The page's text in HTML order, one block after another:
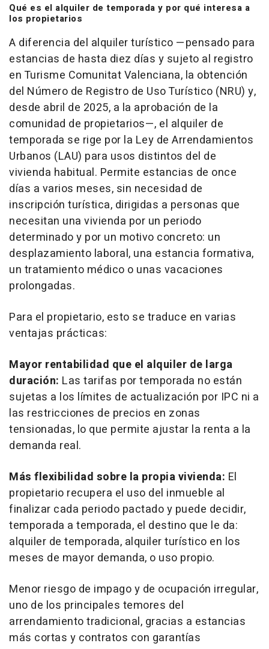
Qué es el alquiler de temporada y por qué interesa a
los propietarios
A diferencia del alquiler turístico —pensado para
estancias de hasta diez días y sujeto al registro
en Turisme Comunitat Valenciana, la obtención
del Número de Registro de Uso Turístico (NRU) y,
desde abril de 2025, a la aprobación de la
comunidad de propietarios—, el alquiler de
temporada se rige por la Ley de Arrendamientos
Urbanos (LAU) para usos distintos del de
vivienda habitual. Permite estancias de once
días a varios meses, sin necesidad de
inscripción turística, dirigidas a personas que
necesitan una vivienda por un periodo
determinado y por un motivo concreto: un
desplazamiento laboral, una estancia formativa,
un tratamiento médico o unas vacaciones
prolongadas.
Para el propietario, esto se traduce en varias
ventajas prácticas:
Mayor rentabilidad que el alquiler de larga
duración: Las tarifas por temporada no están
sujetas a los límites de actualización por IPC ni a
las restricciones de precios en zonas
tensionadas, lo que permite ajustar la renta a la
demanda real.
Más flexibilidad sobre la propia vivienda: El
propietario recupera el uso del inmueble al
finalizar cada periodo pactado y puede decidir,
temporada a temporada, el destino que le da:
alquiler de temporada, alquiler turístico en los
meses de mayor demanda, o uso propio.
Menor riesgo de impago y de ocupación irregular,
uno de los principales temores del
arrendamiento tradicional, gracias a estancias
más cortas y contratos con garantías